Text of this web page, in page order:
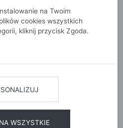
na Twoim
cookies wszystkich
kliknij przycisk Zgoda.
WSZYSTKIE